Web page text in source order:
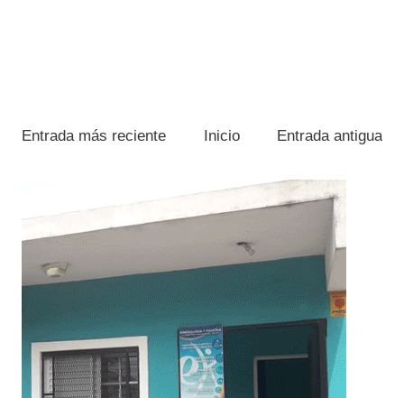
Entrada más reciente Entrada antigua
Inicio